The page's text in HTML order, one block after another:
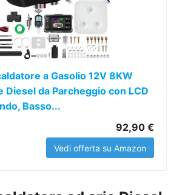
a Gasolio 12V 8KW
Diesel da Parcheggio con LCD
Basso...
92,90 €
Vedi offerta su Amazon